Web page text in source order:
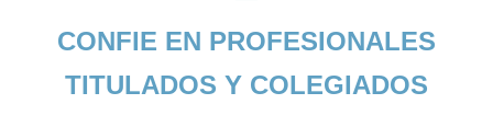
CONFIE EN PROFESIONALES
TITULADOS Y COLEGIADOS